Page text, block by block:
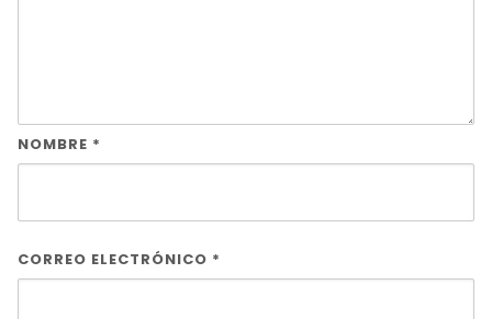
NOMBRE *
CORREO ELECTRÓNICO *